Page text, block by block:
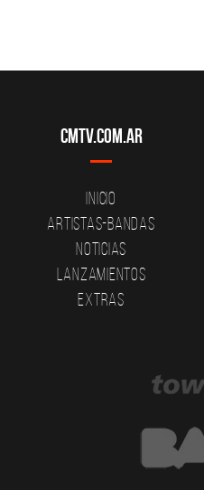
CMTV.com.ar
Inicio
Artistas-Bandas
Noticias
Lanzamientos
Extras